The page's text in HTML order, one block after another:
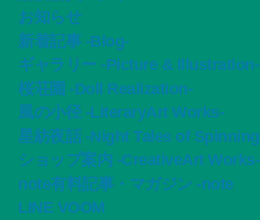
お知らせ
新着記事 -Blog-
ギャラリー -Picture & Illustration-
桜荘園 -Doll Realization-
風の小径 -LiteraryArt Works-
星紡夜話 -Night Tales of
ショップ案内 -CreativeArt Works-
note有料記事・マガジン -note
LINE VOOM